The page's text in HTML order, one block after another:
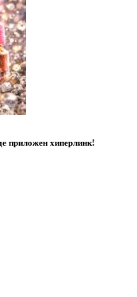
приложен хиперлинк!